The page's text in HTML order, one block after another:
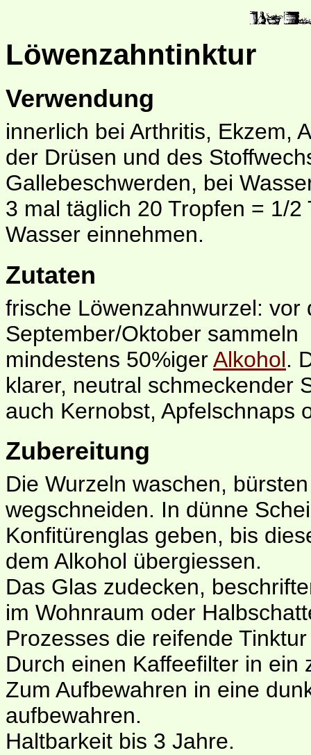
Löwenzahntinktur
Verwendung
innerlich bei Arthritis, Ekzem,
der Drüsen und des
Gallebeschwerden, bei
3 mal täglich 20 Tropfen = 1/
Wasser einnehmen.
Zutaten
frische Löwenzahnwurzel: vor
September/Oktober sammeln
mindestens 50%igerAlkohol.
klarer, neutral schmeckender
auch Kernobst, Apfelschnaps
Zubereitung
Die Wurzeln waschen,
wegschneiden. In dünne
Konfitürenglas geben, bis
dem Alkohol übergiessen.
Das Glas zudecken,
im Wohnraum oder
Prozesses die reifende
Durch einen Kaffeefilter in ein
Zum Aufbewahren in eine
aufbewahren.
Haltbarkeit bis 3 Jahre.